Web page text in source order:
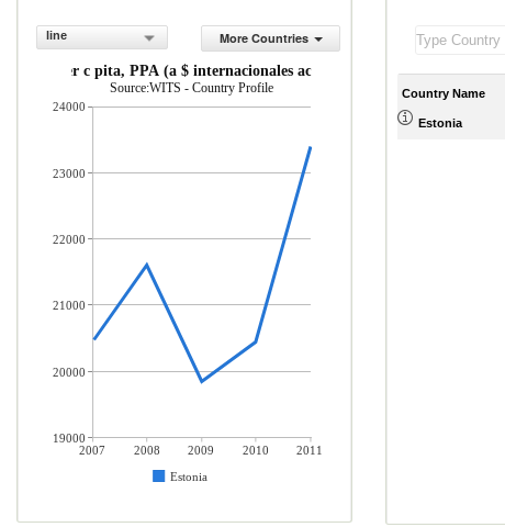
line
More Countries
INB per c pita, PPA (a $ internacionales actuales)
Source:WITS - Country Profile
2007 2008 2009 2010
2011
Estonia
24000
23000
22000
21000
20000
19000
Country Name
Estonia